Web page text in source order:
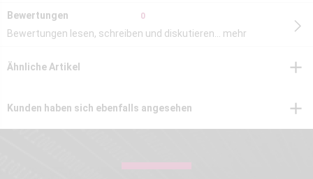
Bewertungen 0
Bewertungen lesen, schreiben und diskutieren... mehr
Ähnliche Artikel
Kunden haben sich ebenfalls angesehen